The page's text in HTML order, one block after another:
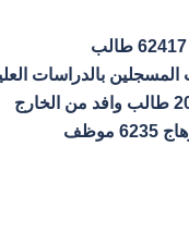
بالدراسات العليا 3979
موظف